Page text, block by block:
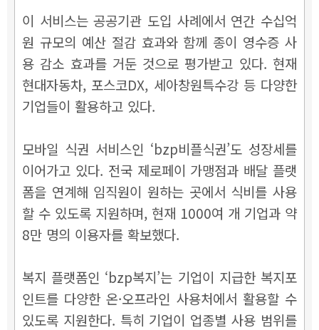
이 서비스는 공공기관 도입 사례에서 연간 수십억
원 규모의 예산 절감 효과와 함께 종이 영수증 사
용 감소 효과를 거둔 것으로 평가받고 있다. 현재
현대자동차, 포스코DX, 세아창원특수강 등 다양한
기업들이 활용하고 있다.
모바일 식권 서비스인 ‘bzp비플식권’도 성장세를
이어가고 있다. 전국 제로페이 가맹점과 배달 플랫
폼을 연계해 임직원이 원하는 곳에서 식비를 사용
할 수 있도록 지원하며, 현재 1000여 개 기업과 약
8만 명의 이용자를 확보했다.
복지 플랫폼인 ‘bzp복지’는 기업이 지급한 복지포
인트를 다양한 온·오프라인 사용처에서 활용할 수
있도록 지원한다. 특히 기업이 업종별 사용 범위를